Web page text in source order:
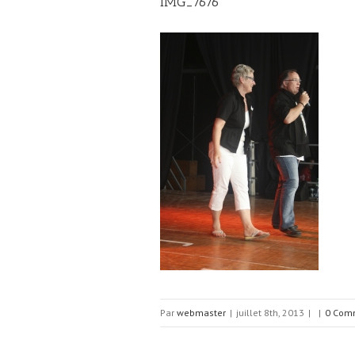
Par webmaster | juillet 8th, 2013 | | 0